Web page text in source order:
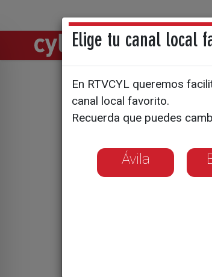
Civil
Elige tu canal local
En RTVCYL queremos
canal local favorito.
Recuerda que puedes
Ávila